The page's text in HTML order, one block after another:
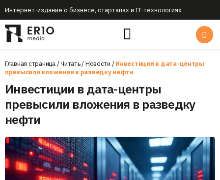
Интернет-издание о бизнесе, стартапах и IT-технологиях
Главная страница/Читать/Новости /Инвестиции в дата-центры
превысили вложения в разведку нефти
Инвестиции в дата-центры
превысили вложения в разведку
нефти